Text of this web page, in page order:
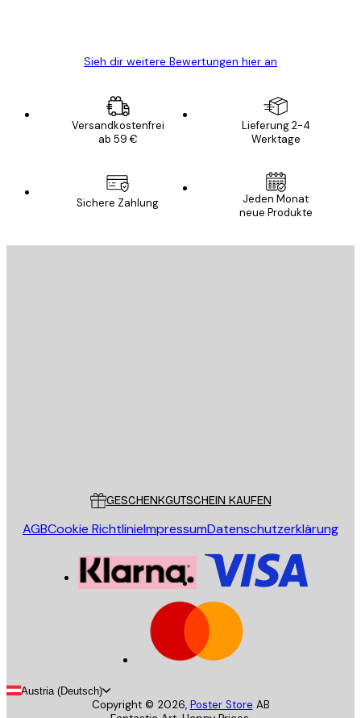
Sieh dir weitere Bewertungen hier an
Versandkostenfrei
ab 59 €
Lieferung 2-4
Werktage
Sichere Zahlung
Jeden Monat
neue Produkte
GESCHENKGUTSCHEIN KAUFEN
AGBCookie RichtlinieImpressumDatenschutzerklärung
Austria (Deutsch)
Copyright © 2026, Poster Store AB